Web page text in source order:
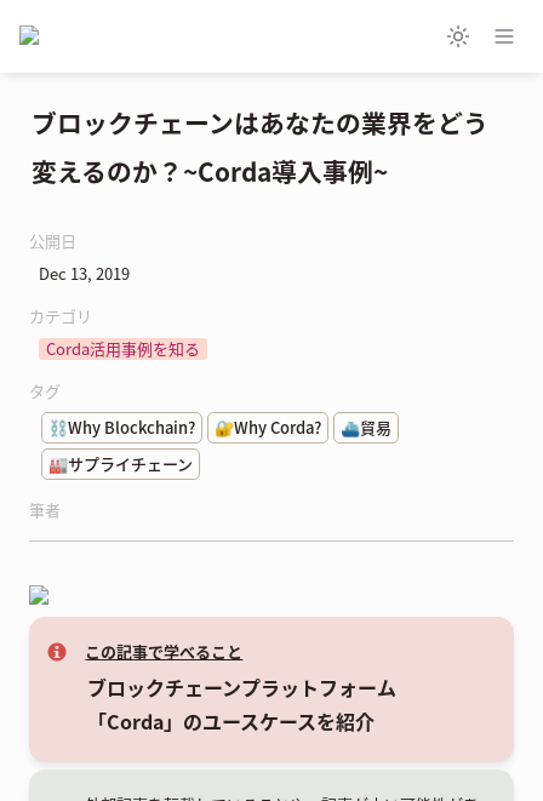
ブロックチェーンはあなたの業界をどう
変えるのか？~Corda導入事例~
公開日
Dec 13, 2019
カテゴリ
Corda活用事例を知る
タグ
⛓️Why Blockchain?
🔐Why Corda?
⛴️貿易
🏭サプライチェーン
筆者
この記事で学べること
ブロックチェーンプラットフォーム
「Corda」のユースケースを紹介